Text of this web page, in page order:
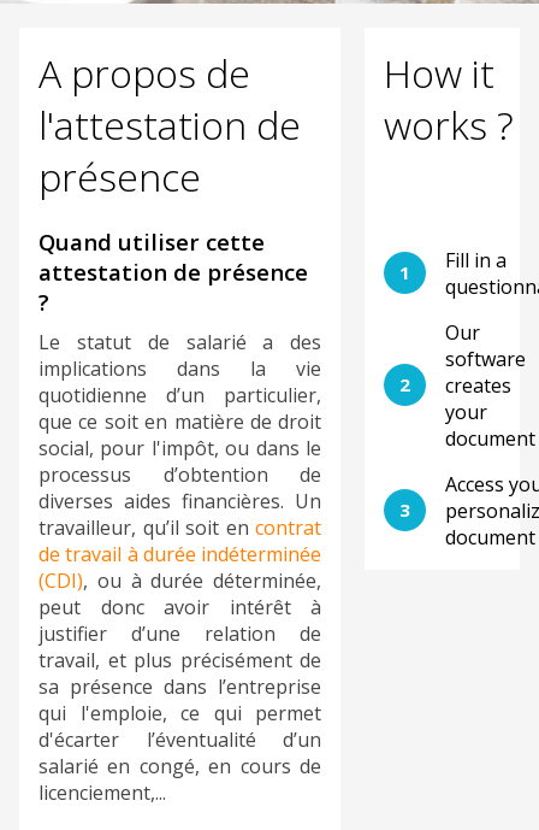
A propos de
l'attestation de
présence
Quand utiliser cette
attestation de présence
?
Le statut de salarié a des
implications dans la vie
quotidienne d’un particulier,
que ce soit en matière de droit
social, pour l'impôt, ou dans le
processus d’obtention de
diverses aides financières. Un
travailleur, qu’il soit encontrat
de travail à durée indéterminée
(CDI), ou à durée déterminée,
peut donc avoir intérêt à
justifier d’une relation de
travail, et plus précisément de
sa présence dans l’entreprise
qui l'emploie, ce qui permet
d'écarter l’éventualité d’un
salarié en congé, en cours de
licenciement,...
How it
works ?
1
Fill in a
2
Our
software
creates
your
document
3
Access
document